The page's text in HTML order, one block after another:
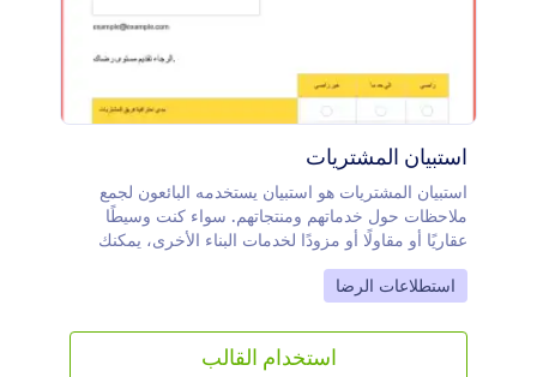
استبيان المشتريات
استبيان المشتريات هو استبيان يستخدمه البائعون لجمع
ملاحظات حول خدماتهم ومنتجاتهم. سواء كنت وسيطًا
عقاريًا أو مقاولًا أو مزودًا لخدمات البناء الأخرى، يمكنك
استخدام قالب مسح المشتريات المجاني هذا لجمع
الملاحظات حول خدماتك والتأكد من تقديم أفضل تجربة
نشاطك التجاري، وتضمين النموذج في موقع الويب الخاص
بك، ومشاركته مع عملائك أو موظفيك للحصول على
Go to Category:
استطلاعات الرضا
استخدام القالب